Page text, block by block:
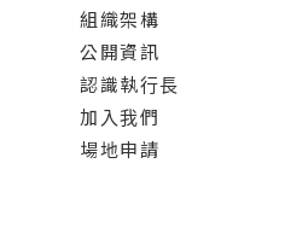
組織架構
公開資訊
認識執行長
加入我們
場地申請